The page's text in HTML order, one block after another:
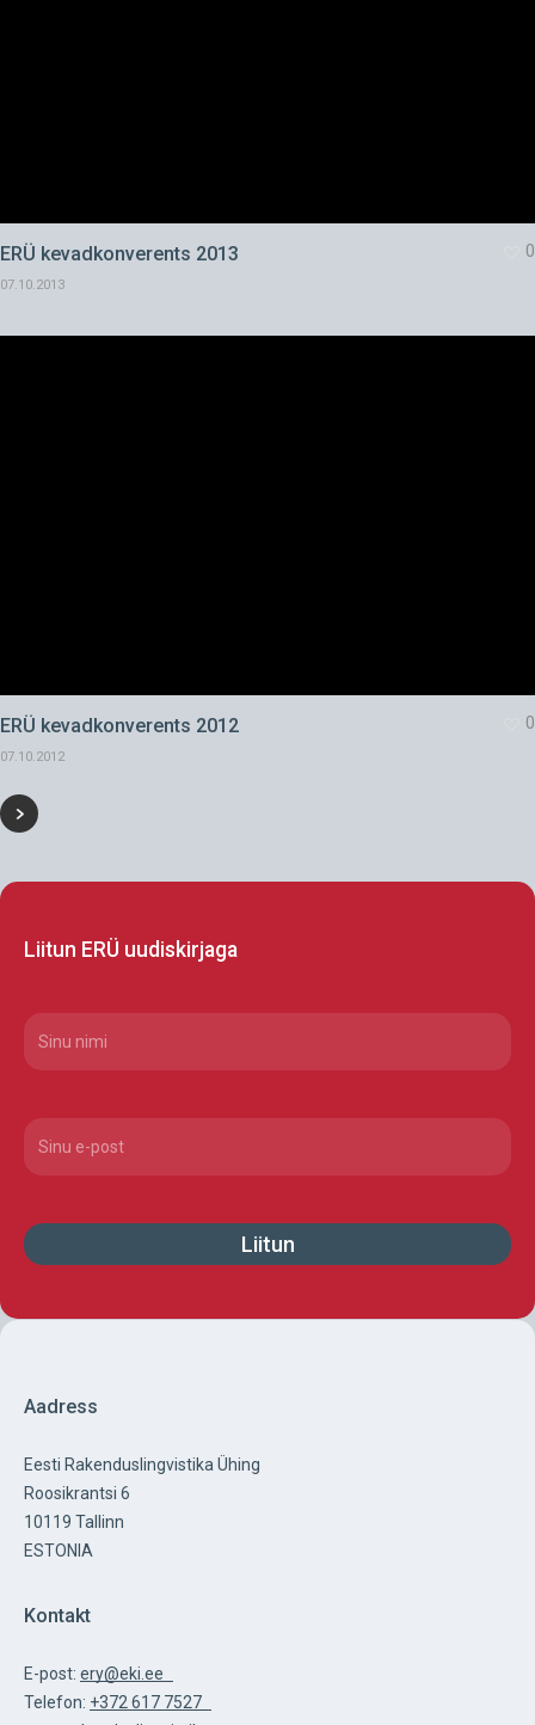
ERÜ kevadkonverents 2013
07.10.2013
0
ERÜ kevadkonverents 2012
07.10.2012
0
Liitun ERÜ uudiskirjaga
Nimi(Required)
Email(Required)
Aadress
Eesti Rakenduslingvistika Ühing
Roosikrantsi 6
10119 Tallinn
ESTONIA
Kontakt
E-post: ery@eki.ee
Telefon: +372 617 7527